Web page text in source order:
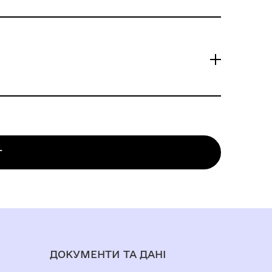
фактів протягом 15 календарних
ДОКУМЕНТИ ТА ДАНІ